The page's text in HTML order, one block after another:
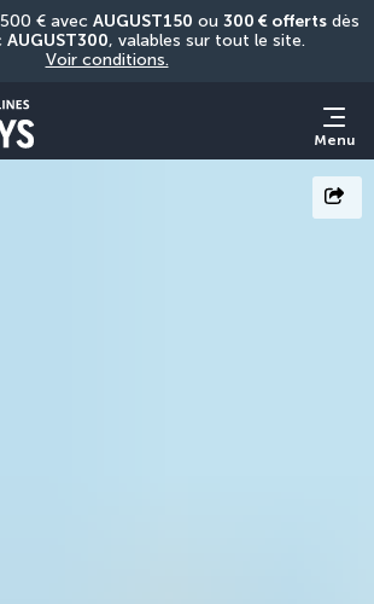
€ avec AUGUST150 ou 300 € offerts dès
AUGUST300
Voir conditions.
Menu